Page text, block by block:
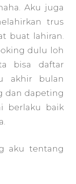
Aku juga
trus
buat lahiran.
dulu loh
bisa daftar
akhir bulan
dan dapeting
berlaku baik
aku tentang